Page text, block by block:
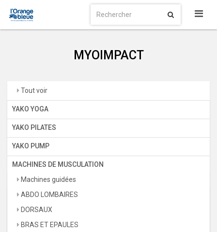
MYOIMPACT
Tout voir
YAKO YOGA
YAKO PILATES
YAKO PUMP
MACHINES DE MUSCULATION
Machines guidées
ABDO LOMBAIRES
DORSAUX
BRAS ET EPAULES